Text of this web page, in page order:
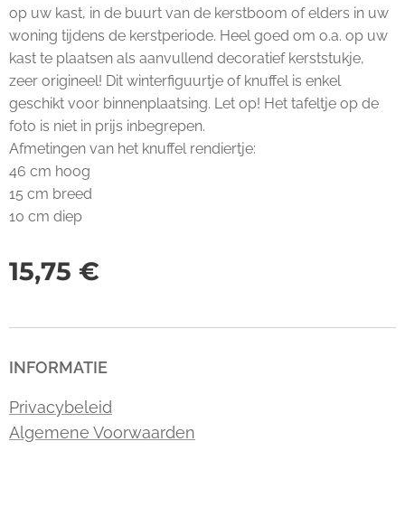
op uw kast, in de buurt van de kerstboom of elders in uw
woning tijdens de kerstperiode. Heel goed om o.a. op uw
kast te plaatsen als aanvullend decoratief kerststukje,
zeer origineel! Dit winterfiguurtje of knuffel is enkel
geschikt voor binnenplaatsing. Let op! Het tafeltje op de
foto is niet in prijs inbegrepen.
Afmetingen van het knuffel rendiertje:
46 cm hoog
15 cm breed
10 cm diep
15,75 €
INFORMATIE
Privacybeleid
Algemene Voorwaarden